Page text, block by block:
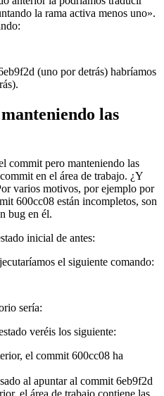
la rama activa menos uno».
(uno por detrás) habríamos
las
commit pero manteniendo las
en el área de trabajo. ¿Y
varios motivos, por ejemplo por
600cc08 están incompletos, son
bug en él.
inicial de antes:
el siguiente comando:
sería:
veréis los siguiente:
el commit 600cc08 ha
al apuntar al commit 6eb9f2d
el área de trabajo contiene las